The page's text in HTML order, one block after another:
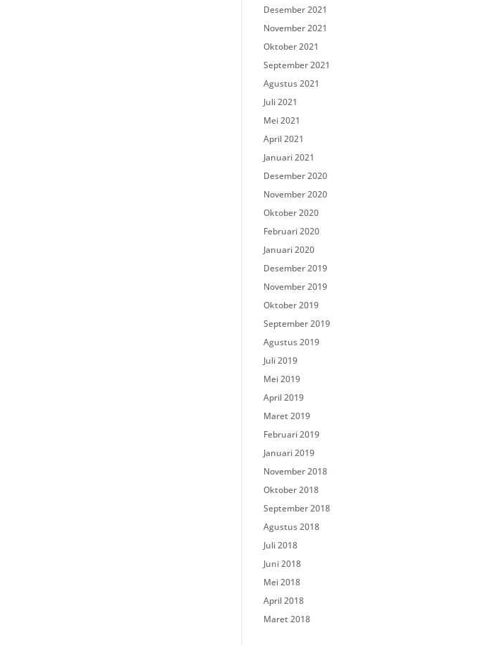
Desember 2021
November 2021
Oktober 2021
September 2021
Agustus 2021
Juli 2021
Mei 2021
April 2021
Januari 2021
Desember 2020
November 2020
Oktober 2020
Februari 2020
Januari 2020
Desember 2019
November 2019
Oktober 2019
September 2019
Agustus 2019
Juli 2019
Mei 2019
April 2019
Maret 2019
Februari 2019
Januari 2019
November 2018
Oktober 2018
September 2018
Agustus 2018
Juli 2018
Juni 2018
Mei 2018
April 2018
Maret 2018